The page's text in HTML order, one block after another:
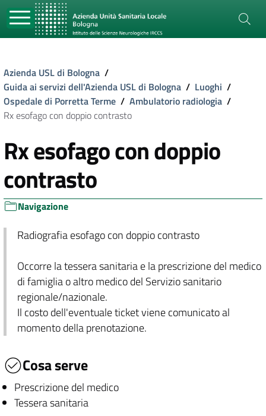
Azienda USL di Bologna /
Guida ai servizi dell'Azienda USL di Bologna / Luoghi /
Ospedale di Porretta Terme / Ambulatorio radiologia /
Rx esofago con doppio contrasto
Rx esofago con doppio
contrasto
Navigazione
Radiografia esofago con doppio contrasto
Occorre la tessera sanitaria e la prescrizione del medico
di famiglia o altro medico del Servizio sanitario
regionale/nazionale.
Il costo dell'eventuale ticket viene comunicato al
momento della prenotazione.
Cosa serve
Prescrizione del medico
Tessera sanitaria